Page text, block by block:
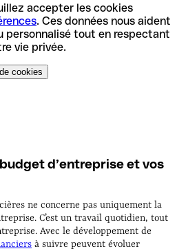
accepter les cookies
. Ces données nous aident
personnalisé tout en respectant
vie privée.
cookies
d’entreprise et vos
ne concerne pas uniquement la
C’est un travail quotidien, tout
Avec le développement de
à suivre peuvent évoluer